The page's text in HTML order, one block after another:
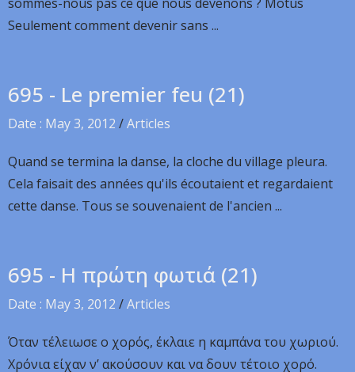
Seulement comment devenir sans ...
695 - Le premier feu (21)
Date : May 3, 2012 /Articles
Quand se termina la danse, la cloche du village pleura.
Cela faisait des années qu'ils écoutaient et regardaient
cette danse. Tous se souvenaient de l'ancien ...
695 - Η πρώτη φωτιά (21)
Date : May 3, 2012 /Articles
Όταν τέλειωσε ο χορός, έκλαιε η καμπάνα του χωριού.
Χρόνια είχαν ν’ ακούσουν και να δουν τέτοιο χορό.